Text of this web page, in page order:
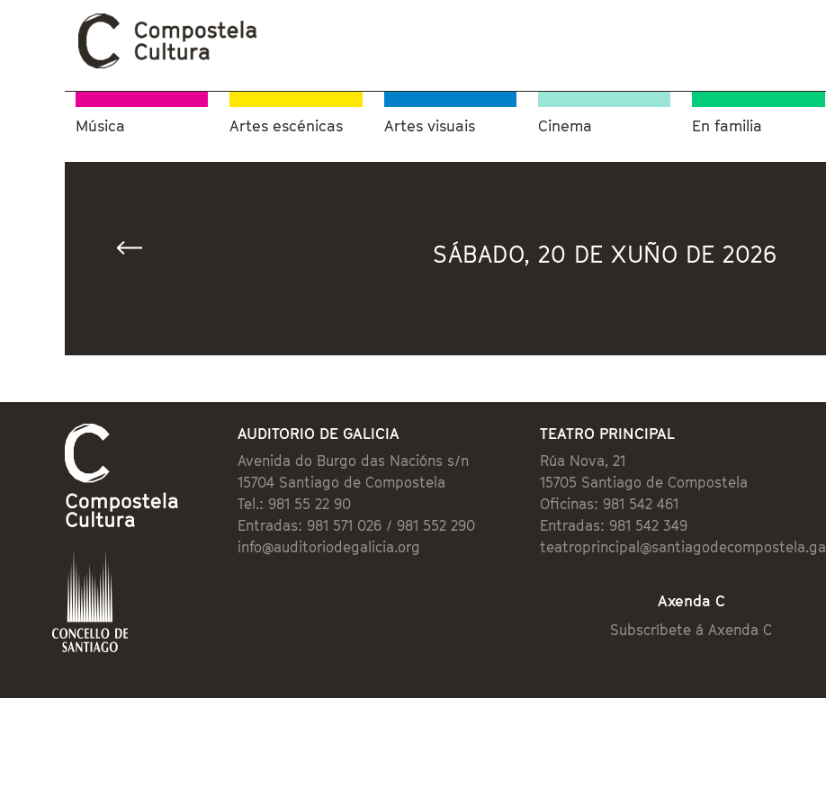
Música Artes escénicas Artes visuais Cinema En familia
SÁBADO, 20 DE XUÑO DE 2026
AUDITORIO DE GALICIA
Avenida do Burgo das Nacións s/n
15704 Santiago de Compostela
Tel.: 981 55 22 90
Entradas: 981 571 026 / 981 552 290
info@auditoriodegalicia.org
TEATRO PRINCIPAL
Rúa Nova, 21
15705 Santiago de Compostela
Oficinas: 981 542 461
Entradas: 981 542 349
teatroprincipal@santiagodecompostela.gal
Axenda C
Subscríbete á Axenda C